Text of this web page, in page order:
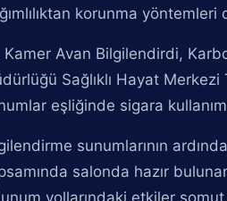
korunma yöntemleri
Kamer Avan Bilgilendirdi,
Sağlıklı Hayat
eşliğinde sigara
sunumlarının
salonda hazır
yollarındaki etkiler